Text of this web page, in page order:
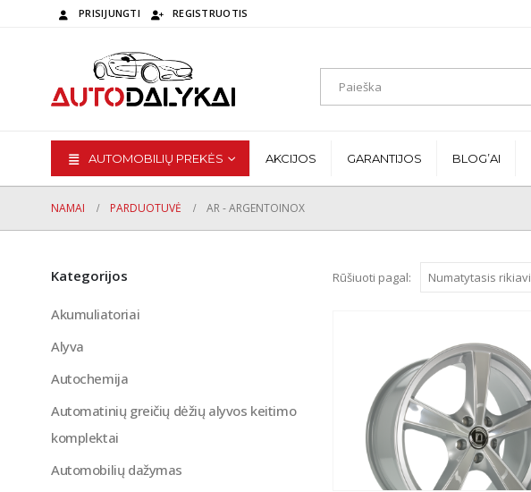
PRISIJUNGTI REGISTRUOTIS
AUTOMOBILIŲ PREKĖS AKCIJOS GARANTIJOS BLOG’AI
NAMAI PARDUOTUVĖ AR - ARGENTOINOX
Rūšiuoti pagal:
Kategorijos
Akumuliatoriai
Alyva
Autochemija
Automatinių greičių dėžių alyvos keitimo
komplektai
Automobilių dažymas